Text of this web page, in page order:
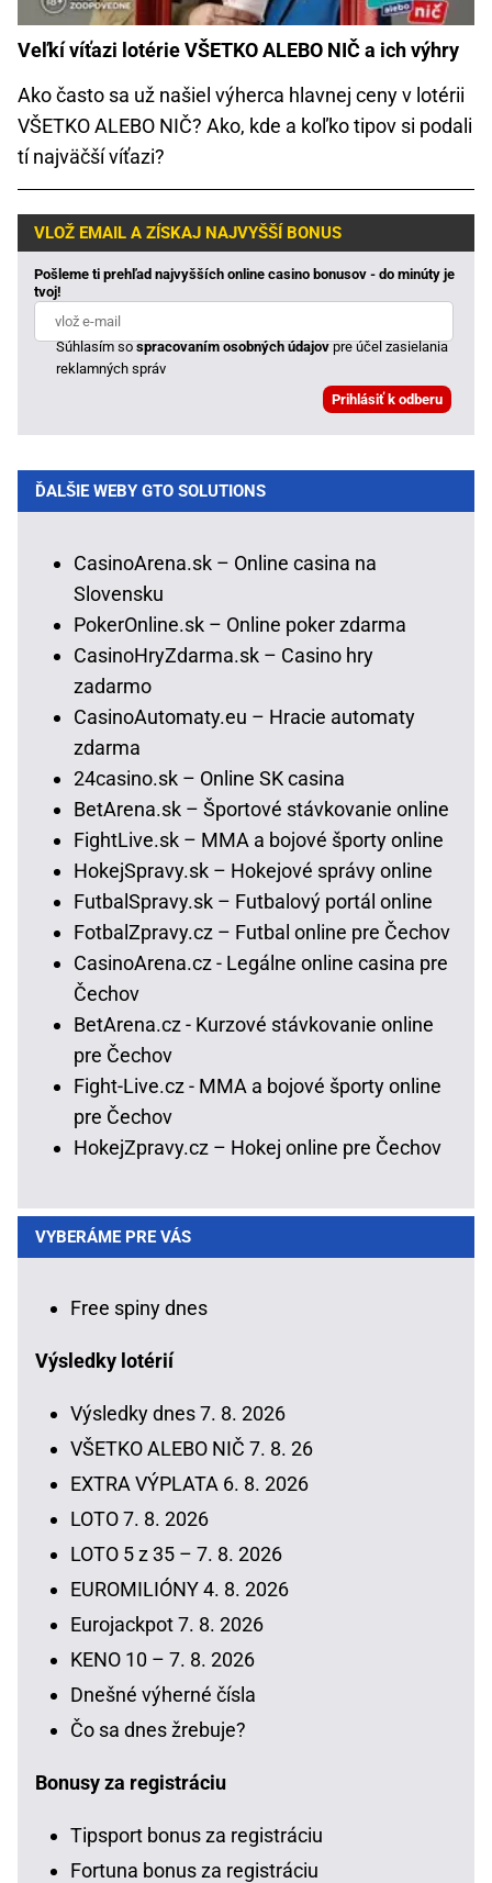
Veľkí víťazi lotérie VŠETKO ALEBO NIČ a ich výhry
Ako často sa už našiel výherca hlavnej ceny v lotérii
VŠETKO ALEBO NIČ? Ako, kde a koľko tipov si podali
tí najväčší víťazi?
VLOŽ EMAIL A ZÍSKAJ NAJVYŠŠÍ BONUS
Pošleme ti prehľad najvyšších online casino bonusov - do minúty je
tvoj!
Súhlasím sospracovaním osobných údajovpre účel zasielania
reklamných správ
ĎALŠIE WEBY GTO SOLUTIONS
CasinoArena.sk – Online casina na
Slovensku
PokerOnline.sk – Online poker zdarma
CasinoHryZdarma.sk – Casino hry
zadarmo
CasinoAutomaty.eu – Hracie automaty
zdarma
24casino.sk – Online SK casina
BetArena.sk – Športové stávkovanie online
FightLive.sk – MMA a bojové športy online
HokejSpravy.sk – Hokejové správy online
FutbalSpravy.sk – Futbalový portál online
FotbalZpravy.cz – Futbal online pre Čechov
CasinoArena.cz - Legálne online casina pre
Čechov
BetArena.cz - Kurzové stávkovanie online
pre Čechov
Fight-Live.cz - MMA a bojové športy online
pre Čechov
HokejZpravy.cz – Hokej online pre Čechov
VYBERÁME PRE VÁS
Free spiny dnes
Výsledky lotérií
Výsledky dnes 7. 8. 2026
VŠETKO ALEBO NIČ 7. 8. 26
EXTRA VÝPLATA 6. 8. 2026
LOTO 7. 8. 2026
LOTO 5 z 35 – 7. 8. 2026
EUROMILIÓNY 4. 8. 2026
Eurojackpot 7. 8. 2026
KENO 10 – 7. 8. 2026
Dnešné výherné čísla
Čo sa dnes žrebuje?
Bonusy za registráciu
Tipsport bonus za registráciu
Fortuna bonus za registráciu